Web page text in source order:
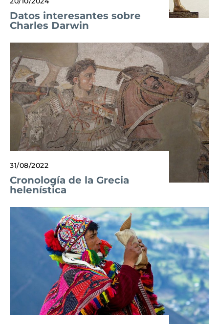
Datos interesantes sobre
Charles Darwin
31/08/2022
Cronología de la Grecia
helenística